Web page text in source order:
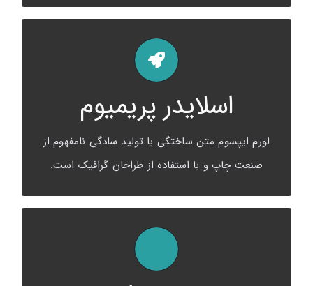
اسلایدر پریمیوم
لورم ایپسوم متن ساختگی با تولید سادگی نامفهوم از
صنعت چاپ و با استفاده از طراحان گرافیک است.
لورم ایپسوم متن ساختگی با
تولید سادگی نامفهوم است.
لورم ایپسوم متن ساختگی با تولید سادگی نامفهوم از
صنعت چاپ و با استفاده از طراحان گرافیک است.
لورم ایپسوم متن ساختگی با
تولید سادگی نامفهوم است.